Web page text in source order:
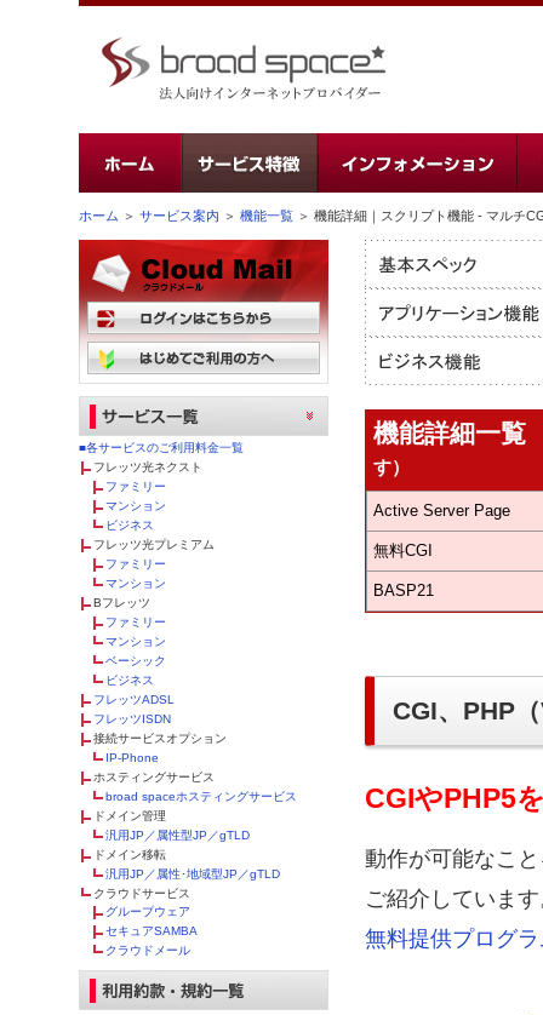
ホーム ＞ サービス案内 ＞ 機能一覧 ＞ 機能詳細｜スクリプト機能 - マルチ
■各サービスのご利用料金一覧
フレッツ光ネクスト
ファミリー
マンション
ビジネス
フレッツ光プレミアム
ファミリー
マンション
Bフレッツ
ファミリー
マンション
ベーシック
ビジネス
フレッツADSL
フレッツISDN
接続サービスオプション
IP-Phone
ホスティングサービス
broad spaceホスティングサービス
ドメイン管理
汎用JP／属性型JP／gTLD
ドメイン移転
汎用JP／属性･地域型JP／gTLD
クラウドサービス
グループウェア
セキュアSAMBA
クラウドメール
機能詳細一
す）
Active Server Page
無料CGI
BASP21
CGI、PHP
CGIやPHP5
動作が可能なこ
ご紹介していま
無料提供プログ